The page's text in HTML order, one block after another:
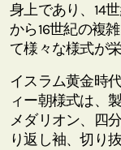
身上であり、14
から16世紀の複
て様々な様式が栄
イスラム黄金時
ィー朝様式は、
メダリオン、四
り返し袖、切り